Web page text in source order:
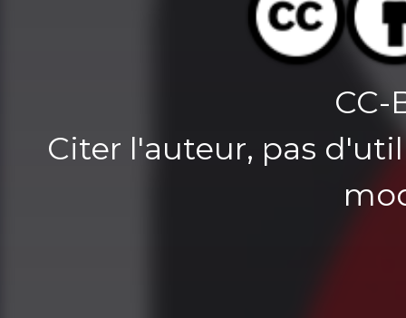
CC-
Citer l'auteur, pas